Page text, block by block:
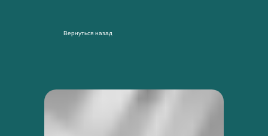
Вернуться назад